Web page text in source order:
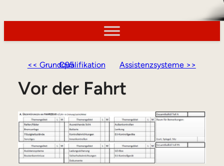
<< Grundqualifikation C95 Assistenzsysteme >>
Vor der Fahrt